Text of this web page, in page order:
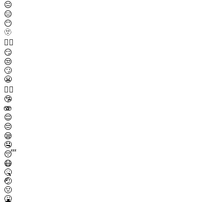
😐
😑
😶
🫥
😶‍🌫️
😏
😒
🙄
😬
😮‍💨
🤥
🫨
😌
😔
😪
🤤
😴
😷
🤒
🤕
🤢
🤮